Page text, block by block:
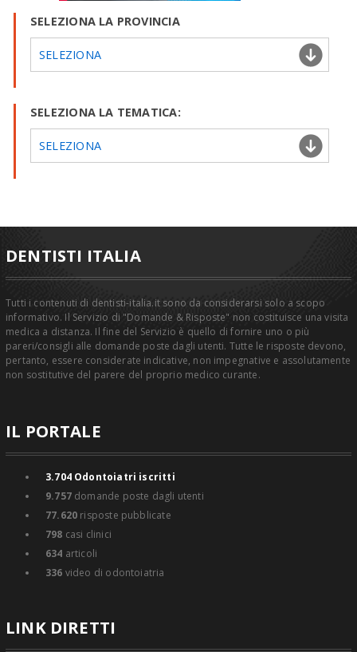
SELEZIONA LA PROVINCIA
SELEZIONA
SELEZIONA LA TEMATICA:
SELEZIONA
DENTISTI ITALIA
Tutti i contenuti di dentisti-italia.it sono da considerarsi solo a scopo
informativo. Il Servizio di "Domande & Risposte" non costituisce una visita
medica a distanza. Il fine del Servizio è quello di fornire uno o più
pareri/consigli alle domande poste dagli utenti. Tutte le risposte devono,
pertanto, essere considerate indicative, non impegnative e assolutamente
non sostitutive del parere del proprio medico curante.
IL PORTALE
3.704Odontoiatri iscritti
9.757domande poste dagli utenti
77.620 risposte pubblicate
798 casi clinici
634 articoli
336 video di odontoiatria
LINK DIRETTI